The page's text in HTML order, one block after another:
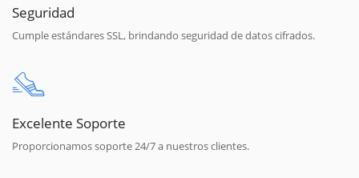
Seguridad
Cumple estándares SSL, brindando seguridad de datos cifrados.
Excelente Soporte
Proporcionamos soporte 24/7 a nuestros clientes.